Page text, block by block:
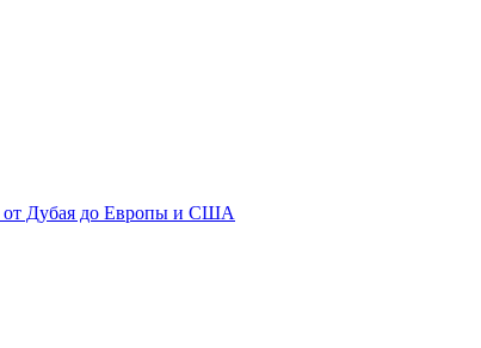
от Дубая до Европы и США